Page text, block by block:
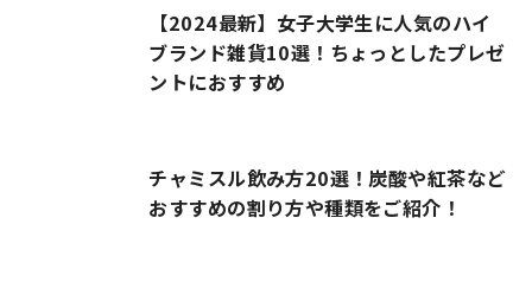
【2024最新】女子大学生に人気のハイ
ブランド雑貨10選！ちょっとしたプレゼ
ントにおすすめ
チャミスル飲み方20選！炭酸や紅茶など
おすすめの割り方や種類をご紹介！